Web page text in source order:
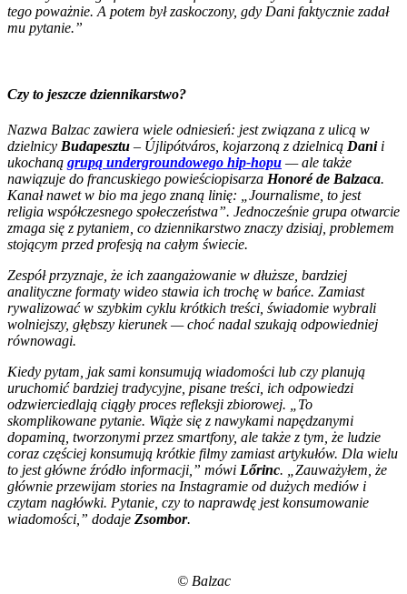
tego poważnie. A potem był zaskoczony, gdy Dani faktycznie zadał
mu pytanie.”
Czy to jeszcze dziennikarstwo?
Nazwa Balzac zawiera wiele odniesień: jest związana z ulicą w
dzielnicy Budapesztu – Újlipótváros, kojarzoną z dzielnicą Danii
ukochaną grupą undergroundowego hip-hopu — ale także
nawiązuje do francuskiego powieściopisarza Honoré de Balzaca.
Kanał nawet w bio ma jego znaną linię:
Journalisme, to jest
religia współczesnego społeczeństwa”. Jednocześnie grupa otwarcie
zmaga się z pytaniem, co dziennikarstwo znaczy dzisiaj, problemem
stojącym przed profesją na całym świecie.
Zespół przyznaje, że ich zaangażowanie w dłuższe, bardziej
analityczne formaty wideo stawia ich trochę w bańce. Zamiast
rywalizować w szybkim cyklu krótkich treści, świadomie wybrali
wolniejszy, głębszy kierunek — choć nadal szukają odpowiedniej
równowagi.
Kiedy pytam, jak sami konsumują wiadomości lub czy planują
uruchomić bardziej tradycyjne, pisane treści, ich odpowiedzi
odzwierciedlają ciągły proces refleksji zbiorowej. „To
skomplikowane pytanie. Wiąże się z nawykami napędzanymi
dopaminą, tworzonymi przez smartfony, ale także z tym, że ludzie
coraz częściej konsumują krótkie filmy zamiast artykułów. Dla wielu
to jest główne źródło informacji,” mówi Lőrinc. „Zauważyłem, że
głównie przewijam stories na Instagramie od dużych mediów i
czytam nagłówki. Pytanie, czy to naprawdę jest konsumowanie
wiadomości,” dodaje Zsombor.
© Balzac